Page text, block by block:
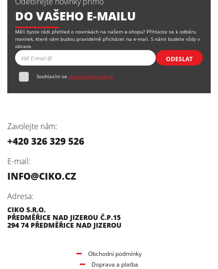
DO VAŠEHO E-MAILU
Měli byste rádi přehled o novinkách na našem e-shopu? Přihlaste se k odběru
novinek, které vám budou pravidelně přicházet na e-mail. S námi budete vždy v
obraze.
ODESLAT
Souhlasím se zpracováním údajů
Zavolejte nám:
+420 326 329 526
E-mail:
INFO@CIKO.CZ
Adresa:
CIKO S.R.O.
PŘEDMĚŘICE NAD JIZEROU Č.P.15
294 74 PŘEDMĚŘICE NAD JIZEROU
Obchodní podmínky
Doprava a platba